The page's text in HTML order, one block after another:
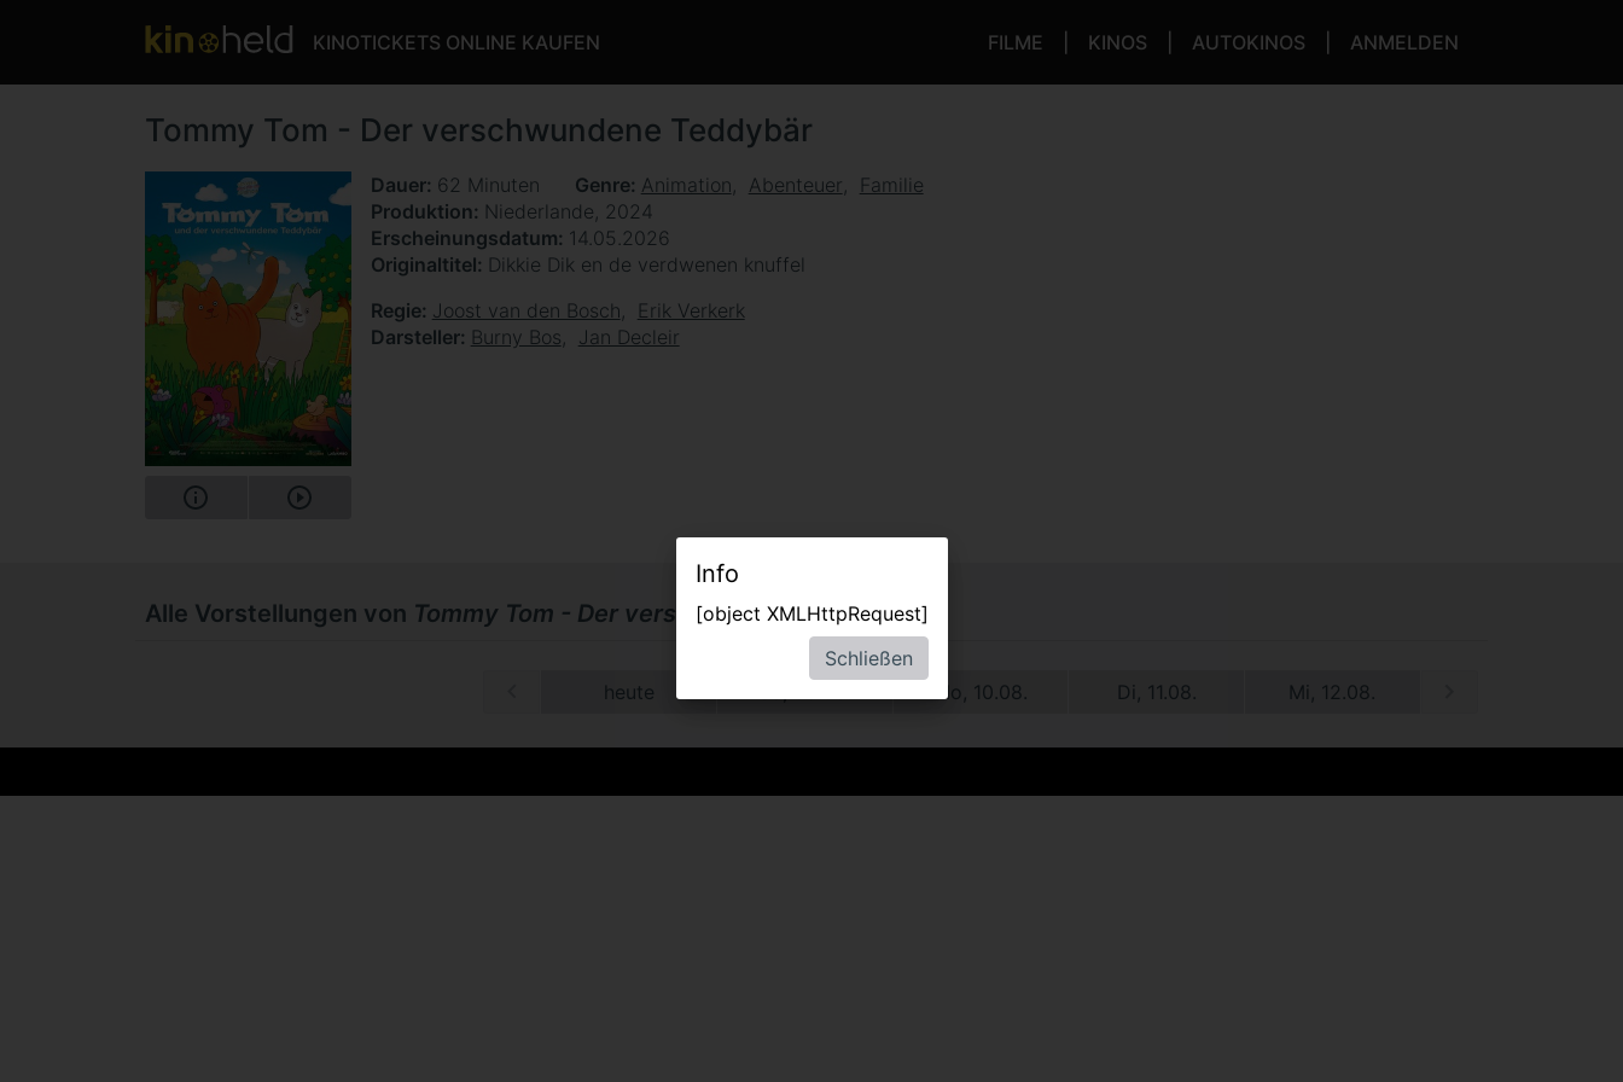
KINOTICKETS ONLINE KAUFEN FILME KINOS AUTOKINOS ANMELDEN
Tommy Tom - Der verschwundene Teddybär
Dauer 62 Minuten Genre Animation Abenteuer
Familie
Produktion Niederlande, 2024
Erscheinungsdatum 14.05.2026
Originaltitel Dikkie Dik en de verdwenen knuffel
Regie Joost van den Bosch
Erik Verkerk
Darsteller Burny Bos Jan Decleir
Alle Vorstellungen von Tommy Tom - Der verschwundene Teddybär
heute Mo, 10.08. Di, 11.08. Mi, 12.08.
Info
[object XMLHttpRequest]
Schließen